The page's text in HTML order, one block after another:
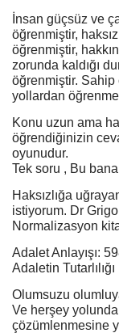
İnsan güçsüz ve
öğrenmiştir,
öğrenmiştir,
zorunda kaldığı
öğrenmiştir. Sahip
yollardan
Konu uzun ama
öğrendiğinizin
oyunudur.
Tek soru , Bu
Haksızlığa
istiyorum. Dr
Normalizasyon
Adalet Anlayışı:
Adaletin
Olumsuzu
Ve herşey yolunda
çözümlenmesine